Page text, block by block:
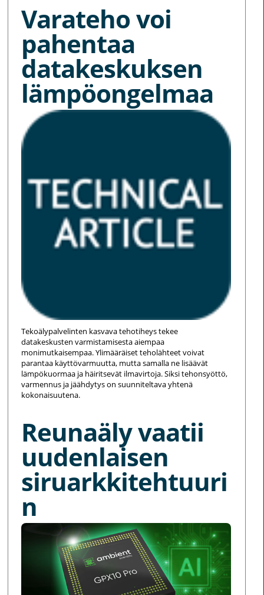
Varateho voi
pahentaa
datakeskuksen
lämpöongelmaa
Tekoälypalvelinten kasvava tehotiheys tekee
datakeskusten varmistamisesta aiempaa
monimutkaisempaa. Ylimääräiset teholähteet voivat
parantaa käyttövarmuutta, mutta samalla ne lisäävät
lämpökuormaa ja häiritsevät ilmavirtoja. Siksi tehonsyöttö,
varmennus ja jäähdytys on suunniteltava yhtenä
kokonaisuutena.
Reunaäly vaatii
uudenlaisen
siruarkkitehtuuri
n